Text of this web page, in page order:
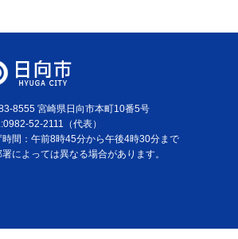
8555 宮崎県日向市本町10番5号
52-2111（代表）
時間：午前8時45分から午後4時30分まで
によっては異なる場合があります。